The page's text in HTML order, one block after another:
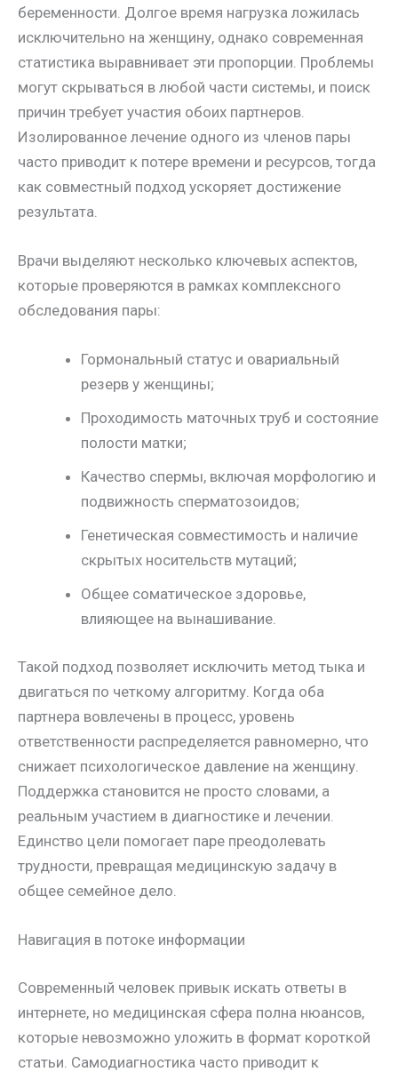
беременности. Долгое время нагрузка ложилась
исключительно на женщину, однако современная
статистика выравнивает эти пропорции. Проблемы
могут скрываться в любой части системы, и поиск
причин требует участия обоих партнеров.
Изолированное лечение одного из членов пары
часто приводит к потере времени и ресурсов, тогда
как совместный подход ускоряет достижение
результата.
Врачи выделяют несколько ключевых аспектов,
которые проверяются в рамках комплексного
обследования пары:
Гормональный статус и овариальный
резерв у женщины;
Проходимость маточных труб и состояние
полости матки;
Качество спермы, включая морфологию и
подвижность сперматозоидов;
Генетическая совместимость и наличие
скрытых носительств мутаций;
Общее соматическое здоровье,
влияющее на вынашивание.
Такой подход позволяет исключить метод тыка и
двигаться по четкому алгоритму. Когда оба
партнера вовлечены в процесс, уровень
ответственности распределяется равномерно, что
снижает психологическое давление на женщину.
Поддержка становится не просто словами, а
реальным участием в диагностике и лечении.
Единство цели помогает паре преодолевать
трудности, превращая медицинскую задачу в
общее семейное дело.
Навигация в потоке информации
Современный человек привык искать ответы в
интернете, но медицинская сфера полна нюансов,
которые невозможно уложить в формат короткой
статьи. Самодиагностика часто приводит к